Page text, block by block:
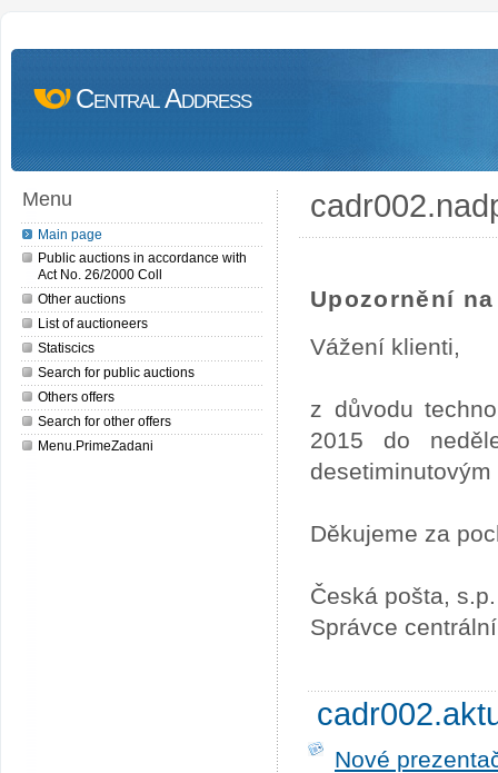
Central Address
Menu
Main page
Public auctions in accordance with
Act No. 26/2000 Coll
Other auctions
List of auctioneers
Statiscics
Search for public auctions
Others offers
Search for other offers
Menu.PrimeZadani
Upozornění
Vážení klienti,
z důvodu
2015 do
Děkujeme za
Česká pošta, s.p.
Správce
Nové